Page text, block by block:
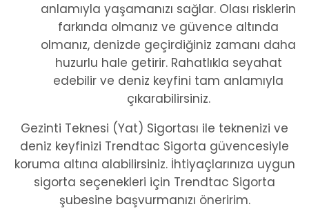
anlamıyla yaşamanızı sağlar. Olası risklerin
farkında olmanız ve güvence altında
olmanız, denizde geçirdiğiniz zamanı daha
huzurlu hale getirir. Rahatlıkla seyahat
edebilir ve deniz keyfini tam anlamıyla
çıkarabilirsiniz.
Gezinti Teknesi (Yat) Sigortası ile teknenizi ve
deniz keyfinizi Trendtac Sigorta güvencesiyle
koruma altına alabilirsiniz. İhtiyaçlarınıza uygun
sigorta seçenekleri için Trendtac Sigorta
şubesine başvurmanızı öneririm.